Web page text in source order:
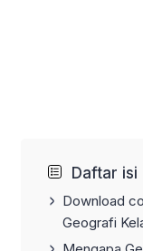
Daftar isi
Download
Geografi